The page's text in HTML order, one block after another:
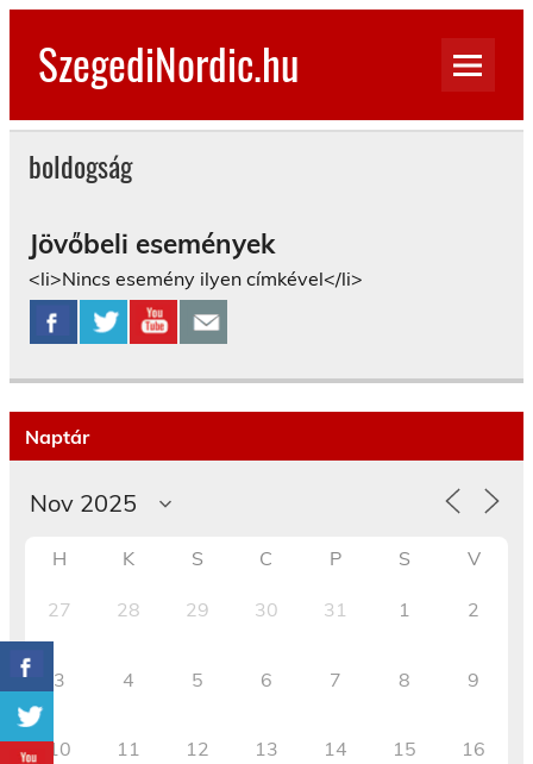
Skip
contentSzegediNordic.hu
boldogság
Jövőbeli események
<li>Nincs esemény ilyen címkével</li>
Naptár
H K S C P S V
27 28 29 30 31 1 2
3 4 5 6 7 8 9
10 11 12 13 14 15 16